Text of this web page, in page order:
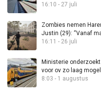
16:10 - 27 juli
Zombies nemen
Justin (29): “Vanaf
16:11 - 26 juli
Ministerie onderzoekt
voor ov zo laag
8:03 - 1 augustus